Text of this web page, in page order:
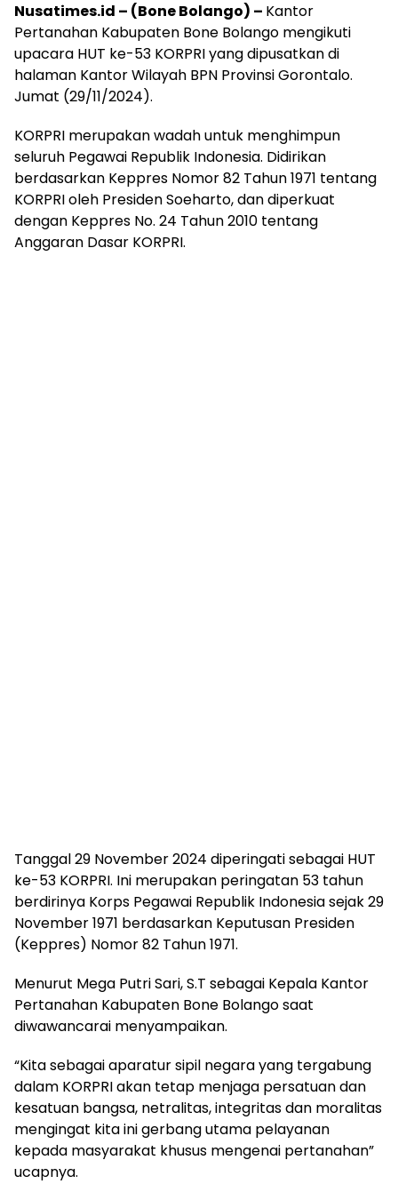
Nusatimes.id – (Bone Bolango) – Kantor
Pertanahan Kabupaten Bone Bolango mengikuti
upacara HUT ke-53 KORPRI yang dipusatkan di
halaman Kantor Wilayah BPN Provinsi Gorontalo.
Jumat (29/11/2024).
KORPRI merupakan wadah untuk menghimpun
seluruh Pegawai Republik Indonesia. Didirikan
berdasarkan Keppres Nomor 82 Tahun 1971 tentang
KORPRI oleh Presiden Soeharto, dan diperkuat
dengan Keppres No. 24 Tahun 2010 tentang
Anggaran Dasar KORPRI.
Tanggal 29 November 2024 diperingati sebagai HUT
ke-53 KORPRI. Ini merupakan peringatan 53 tahun
berdirinya Korps Pegawai Republik Indonesia sejak 29
November 1971 berdasarkan Keputusan Presiden
(Keppres) Nomor 82 Tahun 1971.
Menurut Mega Putri Sari, S.T sebagai Kepala Kantor
Pertanahan Kabupaten Bone Bolango saat
diwawancarai menyampaikan.
“Kita sebagai aparatur sipil negara yang tergabung
dalam KORPRI akan tetap menjaga persatuan dan
kesatuan bangsa, netralitas, integritas dan moralitas
mengingat kita ini gerbang utama pelayanan
kepada masyarakat khusus mengenai pertanahan”
ucapnya.